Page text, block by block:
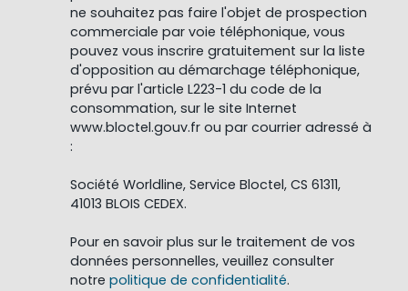
ne souhaitez pas faire l'objet de prospection
commerciale par voie téléphonique, vous
pouvez vous inscrire gratuitement sur la liste
d'opposition au démarchage téléphonique,
prévu par l'article L223-1 du code de la
consommation, sur le site Internet
www.bloctel.gouv.fr ou par courrier adressé à
:
Société Worldline, Service Bloctel, CS 61311,
41013 BLOIS CEDEX.
Pour en savoir plus sur le traitement de vos
données personnelles, veuillez consulter
notre politique de confidentialité.